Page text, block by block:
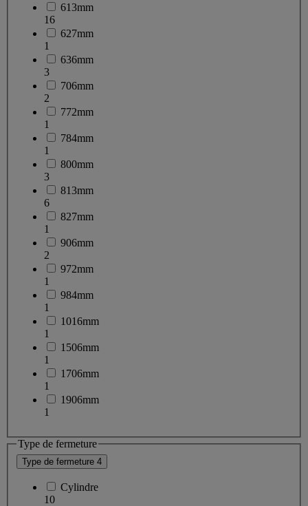
613mm
16
627mm
1
636mm
3
706mm
2
772mm
1
784mm
1
800mm
3
813mm
6
827mm
1
906mm
2
972mm
1
984mm
1
1016mm
1
1506mm
1
1706mm
1
1906mm
1
Type de fermeture
Type de fermeture 4
Cylindre
10